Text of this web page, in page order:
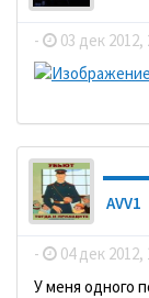
- 03 дек 2012,
AVV1
- 04 дек 2012,
У меня одного